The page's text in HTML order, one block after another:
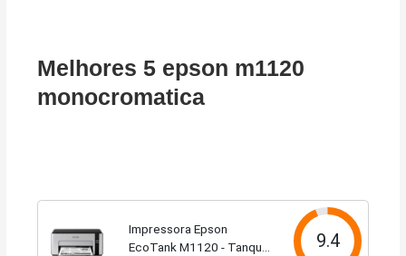
Melhores 5 epson m1120
monocromatica
Impressora Epson
EcoTank M1120 - Tanque
9.4